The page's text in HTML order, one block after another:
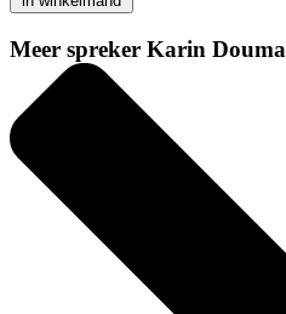
Meer spreker Karin Douma